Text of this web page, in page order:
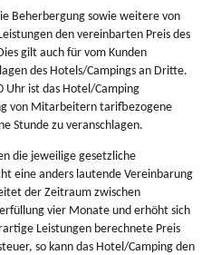
Beherbergung sowie weitere von
den vereinbarten Preis des
gilt auch für vom Kunden
des Hotels/Campings an Dritte.
Uhr ist das Hotel/Camping
von Mitarbeitern tarifbezogene
Stunde zu veranschlagen.
die jeweilige gesetzliche
eine anders lautende Vereinbarung
der Zeitraum zwischen
vier Monate und erhöht sich
Leistungen berechnete Preis
so kann das Hotel/Camping den